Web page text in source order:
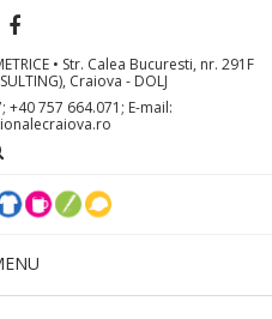
• Str. Calea Bucuresti, nr. 291F
Craiova - DOLJ
+40 757 664.071; E-mail: